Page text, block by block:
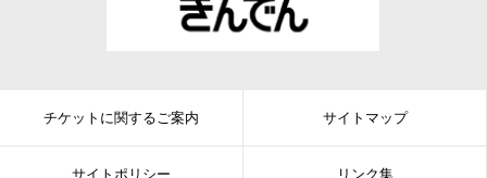
チケットに関するご案内 サイトマップ
サイトポリシー リンク集